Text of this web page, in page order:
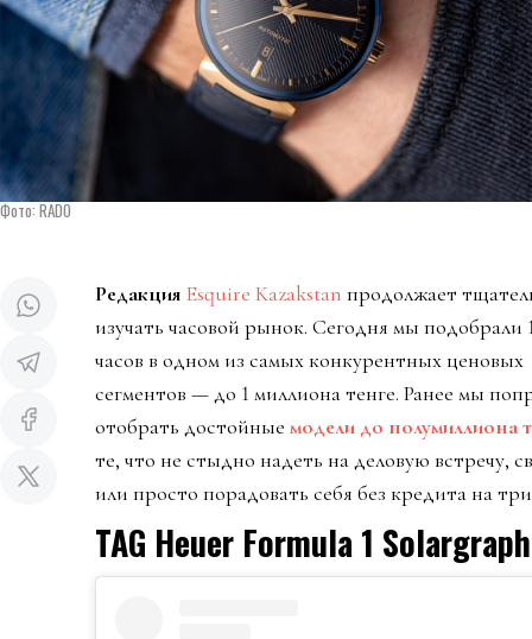
Фото: RADO
Редакция Esquire Kazakstan продолжает
изучать часовой рынок. Сегодня мы подобрали
часов в одном из самых конкурентных ценовых
сегментов — до 1 миллиона тенге. Ранее мы
отобрать достойные модели до полумиллиона
те, что не стыдно надеть на деловую встречу,
или просто порадовать себя без кредита на
TAG Heuer Formula 1 Solargraph